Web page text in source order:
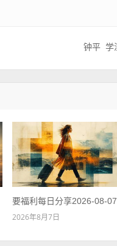
钟平_学
要福利每日分享2026-08-07
2026年8月7日